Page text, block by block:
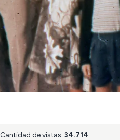
Cantidad de vistas: 34.714